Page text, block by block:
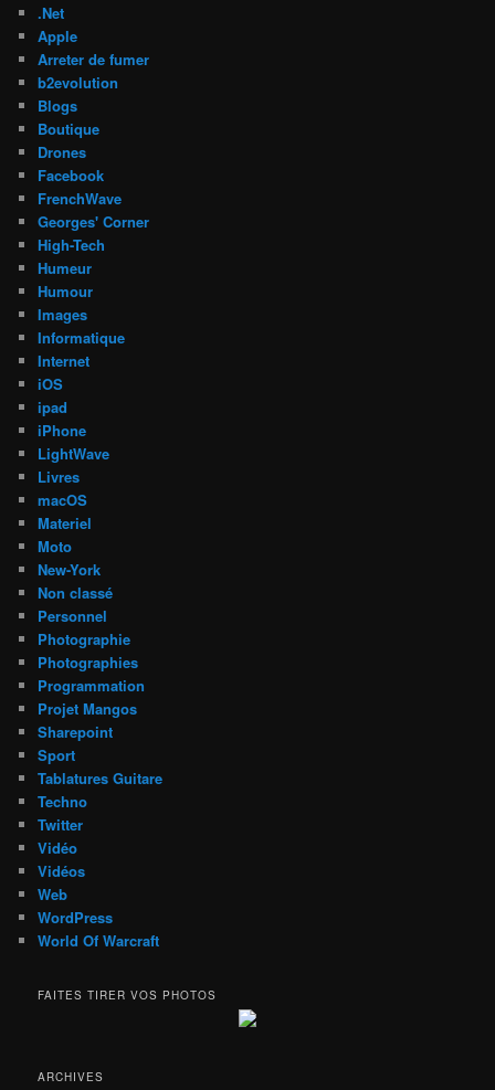
.Net
Apple
Arreter de fumer
b2evolution
Blogs
Boutique
Drones
Facebook
FrenchWave
Georges' Corner
High-Tech
Humeur
Humour
Images
Informatique
Internet
iOS
ipad
iPhone
LightWave
Livres
macOS
Materiel
Moto
New-York
Non classé
Personnel
Photographie
Photographies
Programmation
Projet Mangos
Sharepoint
Sport
Tablatures Guitare
Techno
Twitter
Vidéo
Vidéos
Web
WordPress
World Of Warcraft
FAITES TIRER VOS PHOTOS
ARCHIVES